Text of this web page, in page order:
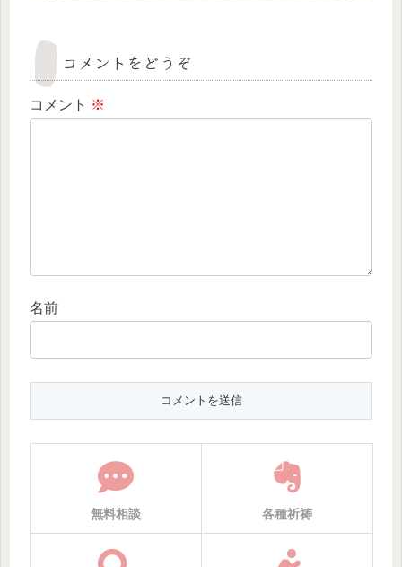
コメントをどうぞ
コメント ※
名前
無料相談 各種祈祷